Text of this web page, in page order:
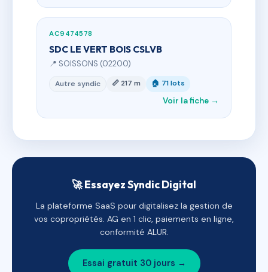
AC9474578
SDC LE VERT BOIS CSLVB
📍 SOISSONS (02200)
Autre syndic 📏 217 m 🏠 71 lots
Voir la fiche →
🚀 Essayez Syndic Digital
La plateforme SaaS pour digitalisez la gestion de
vos copropriétés. AG en 1 clic, paiements en ligne,
conformité ALUR.
Essai gratuit 30 jours →